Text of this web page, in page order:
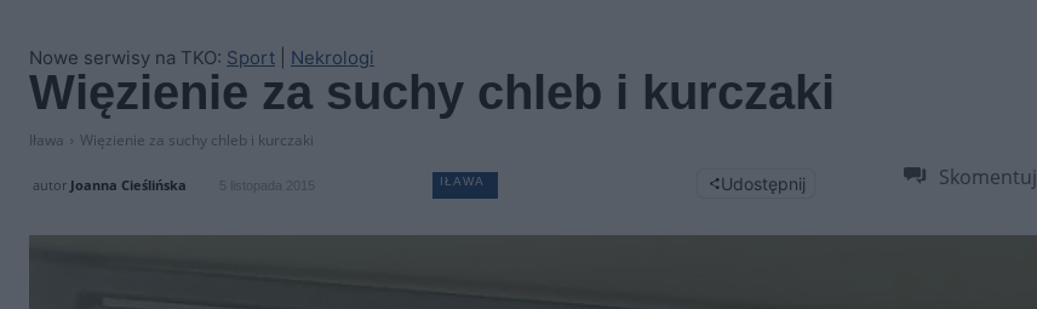
Nowe serwisy na TKO: Sport Nekrologi
Więzienie za suchy chleb i kurczaki
Iława Więzienie za suchy chleb i kurczaki
autor Joanna Cieślińska 5 listopada 2015 IŁAWA Udostępnij Skomentuj